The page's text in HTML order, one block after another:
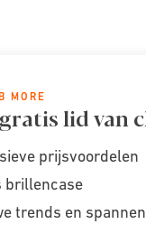
MORE
lid van
prijsvoordelen
brillencase
trends en